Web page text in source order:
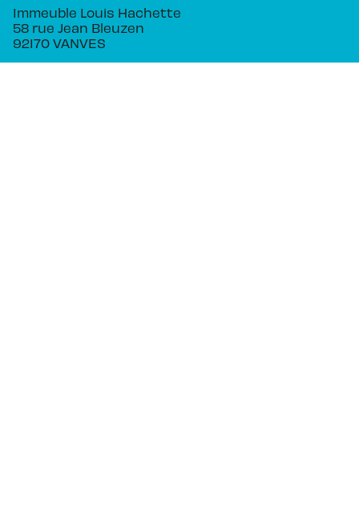
Immeuble Louis Hachette
58 rue Jean Bleuzen
92170 VANVES